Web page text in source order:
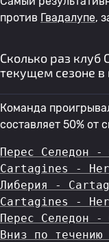
против Гвадалупе,
Сколько раз клуб
текущем сезоне в
Команда
составляет 50% от
Перес Селедон
Cartagines -
Либерия -
Cartagines -
Перес Селедон
Вниз по